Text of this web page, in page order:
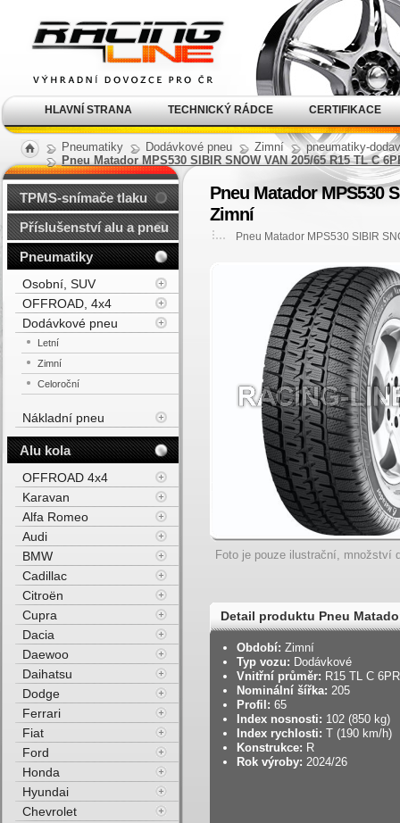
Pneumatiky Dodávkové pneu Zimní
pneumatiky-
Pneu Matador MPS530 SIBIR SNOW VAN 205/65 R15 TL C
Pneu Matador MPS530
Zimní
Pneu Matador MPS530 SIBIR
Foto je pouze ilustrační, množství
Detail produktu Pneu
M+S 3PMSF 102T Zimní
Období: Zimní
Typ vozu: Dodávkové
Vnitřní průměr: R15 TL C
Nominální šířka: 205
Profil: 65
Index nosnosti: 102 (850 kg)
Index rychlosti: T (190 km/h)
Konstrukce: R
Rok výroby: 2024/26
TPMS-snímače tlaku
Příslušenství alu a pneu
Pneumatiky
Osobní, SUV
OFFROAD, 4x4
Dodávkové pneu
Letní
Zimní
Celoroční
Nákladní pneu
Alu kola
OFFROAD 4x4
Karavan
Alfa Romeo
Audi
BMW
Cadillac
Citroën
Cupra
Dacia
Daewoo
Daihatsu
Dodge
Ferrari
Fiat
Ford
Honda
Hyundai
Chevrolet
kola Racing Line
HLAVNÍ STRANA TECHNICKÝ RÁDCE CERTIFIKACE